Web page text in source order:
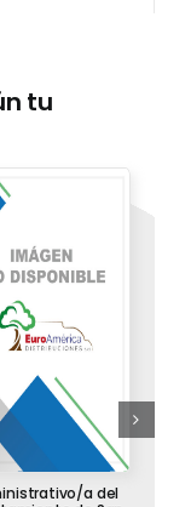
tu
a del